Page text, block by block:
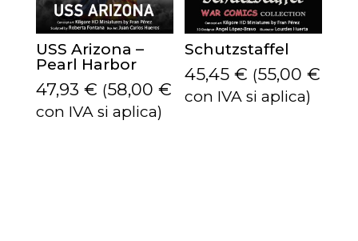
USS Arizona –
Pearl Harbor
47,93 € (58,00 €
con IVA si aplica)
Schutzstaffel
45,45€ (55,00€
con IVA si aplica)